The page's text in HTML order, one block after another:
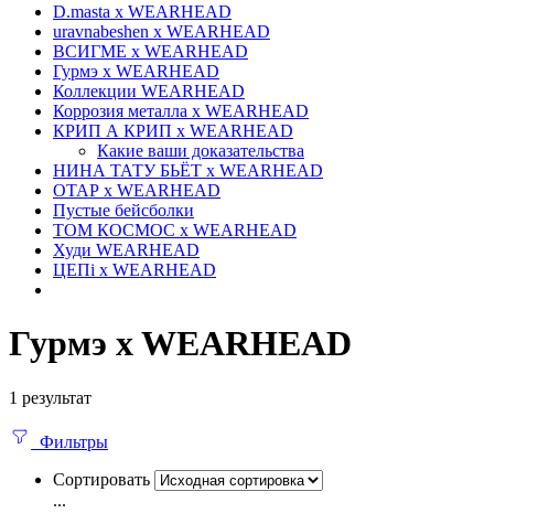
D.masta x WEARHEAD
uravnabeshen x WEARHEAD
ВСИГМЕ x WEARHEAD
Гурмэ x WEARHEAD
Коллекции WEARHEAD
Коррозия металла x WEARHEAD
КРИП А КРИП x WEARHEAD
Какие ваши доказательства
НИНА ТАТУ БЬЁТ x WEARHEAD
ОТАР х WEARHEAD
Пустые бейсболки
ТОМ КОСМОС x WEARHEAD
Худи WEARHEAD
ЦЕПi x WEARHEAD
Гурмэ x WEARHEAD
1 результат
Фильтры
Сортировать
...